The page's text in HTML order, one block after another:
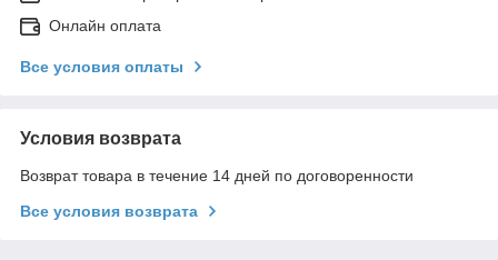
Онлайн оплата
Все условия оплаты
Условия возврата
Возврат товара в течение 14 дней по договоренности
Все условия возврата